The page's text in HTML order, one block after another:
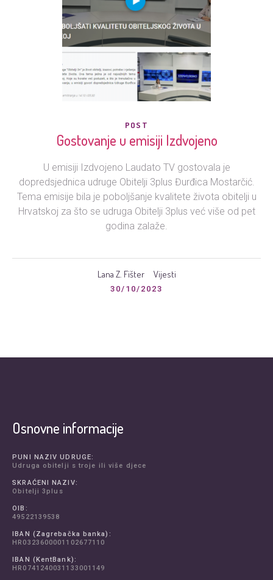
POST
Gostovanje u emisiji Izdvojeno
U emisiji Izdvojeno Laudato TV gostovala je
dopredsjednica udruge Obitelji 3plus Đurđica Mostarčić.
Tema emisije bila je poboljšanje kvalitete života obitelji u
Hrvatskoj za što se udruga Obitelji 3plus već više od pet
godina zalaže.
Lana Z. Fišter Vijesti
30/10/2023
Osnovne informacije
PUNI NAZIV UDRUGE:
Udruga obitelji s troje ili više djece
SKRAĆENI NAZIV:
Obitelji 3plus
OIB:
49522139538
IBAN (Zagrebačka banka):
HR0323600001102677110
IBAN (KentBank):
HR0741240031133001149